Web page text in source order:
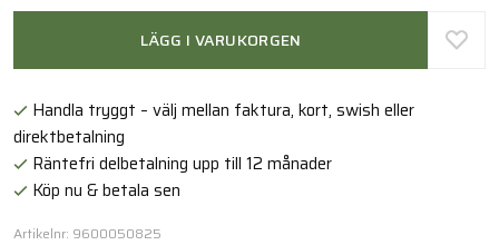
LÄGG I VARUKORGEN
Handla tryggt – välj mellan faktura, kort, swish eller
direktbetalning
Räntefri delbetalning upp till 12 månader
Köp nu & betala sen
Artikelnr: 9600050825